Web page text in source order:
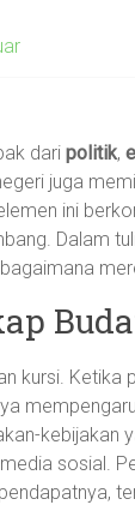
dari politik,
juga
ini
Dalam
kursi. Ketika
kebijakan
sosial.